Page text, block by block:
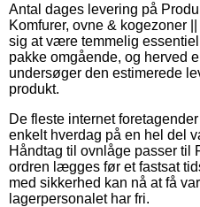
Antal dages levering på
Komfurer, ovne & kogezoner
sig at være temmelig
pakke omgående, og herved
undersøger den estimerede
produkt.
De fleste internet
enkelt hverdag på en hel del
Håndtag til ovnlåge passer til
ordren lægges før et fastsat
med sikkerhed kan nå at få
lagerpersonalet har fri.